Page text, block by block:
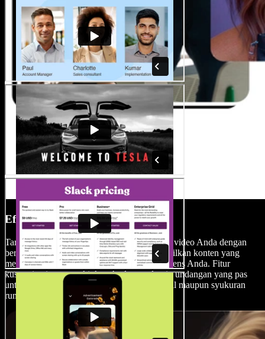
Efek & Transisi
Tambahkan sentuhan khusus pada undangan video Anda dengan
beragam efek dan transisi, sehingga menghasilkan konten yang
menarik secara visual dan berkesan bagi audiens Anda. Fitur
kustomisasi memungkinkan Anda mendesain undangan yang pas
untuk setiap acara, baik itu acara bisnis formal maupun syukuran
rumah yang santai.